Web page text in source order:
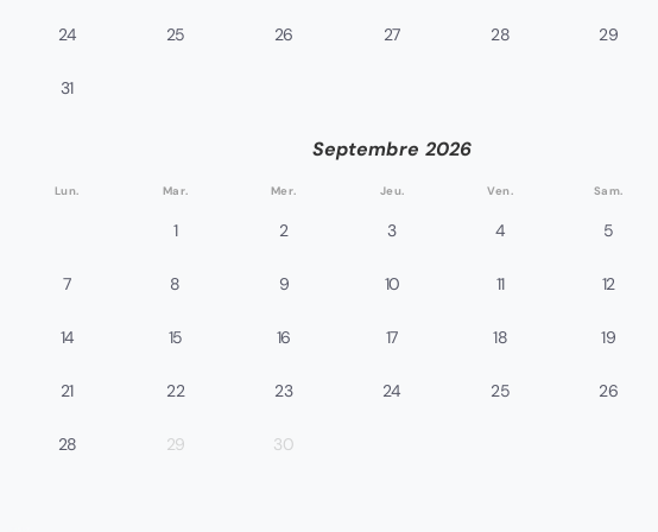
24 25 26 27 28 29
31
Septembre 2026
Lun. Mar. Mer. Jeu. Ven. Sam.
1 2 3 4 5
7 8 9 10 11 12
14 15 16 17 18 19
21 22 23 24 25 26
28 29 30